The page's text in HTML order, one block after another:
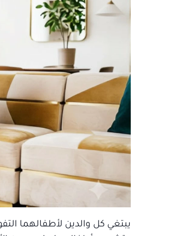
يبتغي كل والدين لأطفالهما